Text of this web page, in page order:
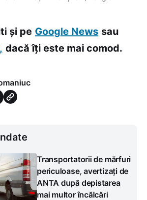
și pe Google News sau
dacă îți este mai comod.
Transportatorii de mărfuri
periculoase, avertizați de
ANTA după depistarea
mai multor încălcări